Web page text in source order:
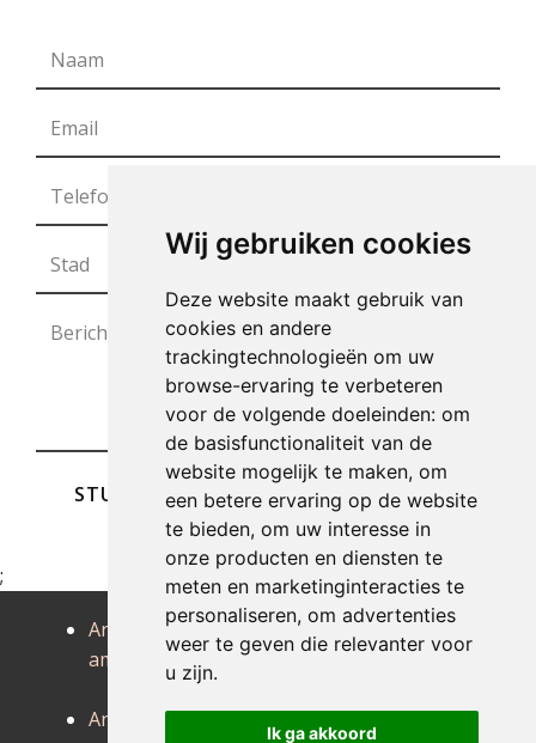
Wij gebruiken cookies
Deze website maakt gebruik van
cookies en andere
trackingtechnologieën om uw
browse-ervaring te verbeteren
voor de volgende doeleinden: om
de basisfunctionaliteit van de
website mogelijk te maken, om
een betere ervaring op de website
te bieden, om uw interesse in
onze producten en diensten te
meten en marketinginteracties te
personaliseren, om advertenties
weer te geven die relevanter voor
u zijn.
Ik ga akkoord
STUREN
;
Antiek
amougies
Antiek
anderlues
Antiek angre
Antiek
Antiek
Antiek
Antiek